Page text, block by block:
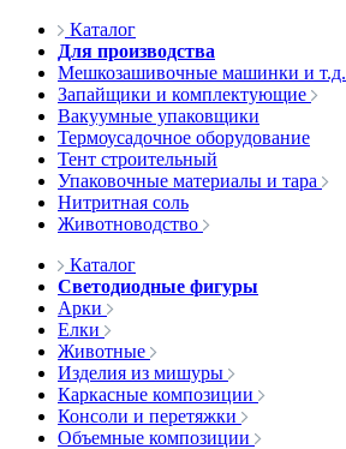
Каталог
Для производства
Мешкозашивочные машинки и т.д.
Запайщики и комплектующие
Вакуумные упаковщики
Термоусадочное оборудование
Тент строительный
Упаковочные материалы и тара
Нитритная соль
Животноводство
Каталог
Светодиодные фигуры
Арки
Елки
Животные
Изделия из мишуры
Каркасные композиции
Консоли и перетяжки
Объемные композиции